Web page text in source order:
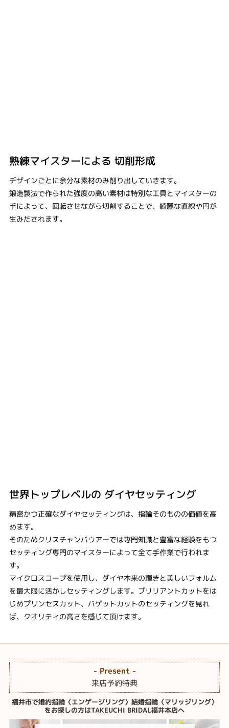
熟練マイスターによる ​切削形成
デザインごとに余分な素材のみ削り出していきます。
鍛造製法で作られた強度の高い素材は特別な工具とマイスターの
手によって、回転させながら切削することで、綺麗な直線や円が
生みだされます。
世界トップレベルの ​ダイヤセッティング
精密かつ正確なダイヤセッティングは、指輪そのものの価値を高
めます。
そのためクリスチャンバウアーでは専門知識と豊富な経験をもつ
セッティング専門のマイスターによって​全て手作業で行われま
す。
​マイクロスコープを使用し、ダイヤ本来の輝きと美しいフォルム
を最大限に活かしセッティングします。​ブリリアントカットをは
じめプリンセスカット、バゲットカットのセッティングを見れ
ば、クオリティの高さを感じて頂けます。
- Present -
来店予約特典
福井市で婚約指輪〈エンゲージリング〉結婚指輪〈マリッジリング〉
をお探しの方はTAKEUCHI BRIDAL福井本店へ